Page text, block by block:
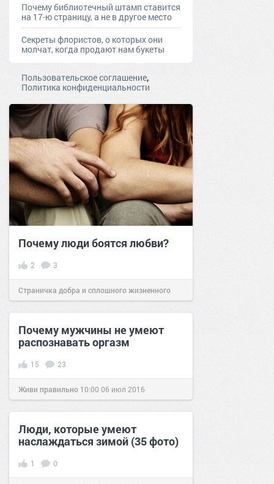
Почему библиотечный штамп ставится
на 17-ю страницу, а не в другое место
Секреты флористов, о которых они
молчат, когда продают нам букеты
Пользовательское соглашение,
Политика конфиденциальности
Почему люди боятся любви?
2 3
Страничка добра и сплошного жизненного
позитива! 12:1809 июл 2026
Почему мужчины не умеют
распознавать оргазм
15 23
Живи правильно 10:00 06 июл 2016
Люди, которые умеют
наслаждаться зимой (35 фото)
1 0